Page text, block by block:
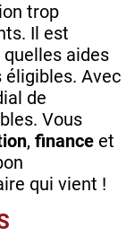
trop
Il est
aides
Avec
de
Vous
, finance et
qui vient !